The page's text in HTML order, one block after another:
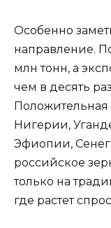
Особенно
направление.
млн тонн, а
чем в десять
Нигерии,
Эфиопии,
российское
только на
где растет